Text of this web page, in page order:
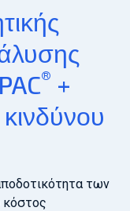
® +
των
κόστος